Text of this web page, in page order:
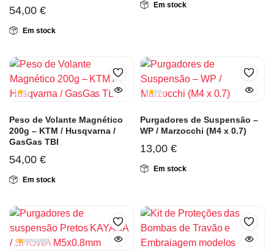
54,00 €
Em stock
Em stock
Peso de Volante Magnético
200g – KTM / Husqvarna /
GasGas TBI
54,00 €
Em stock
Purgadores de Suspensão –
WP / Marzocchi (M4 x 0.7)
13,00 €
Em stock